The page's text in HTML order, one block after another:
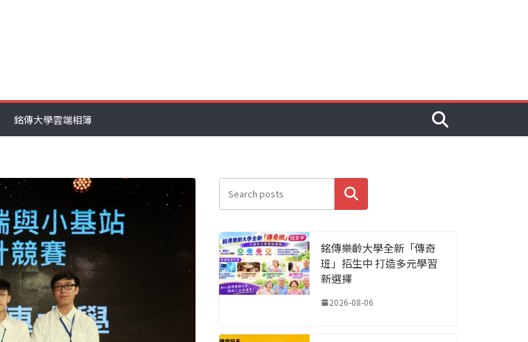
銘傳大學雲端相簿
搜尋
銘傳樂齡大學全新「傳奇
班」招生中 打造多元學習
新選擇
2026-08-06